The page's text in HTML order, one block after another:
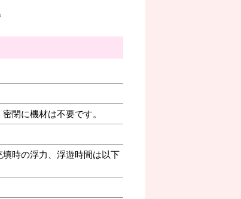
閉に機材は不要です。
時の浮力、浮遊時間は以下